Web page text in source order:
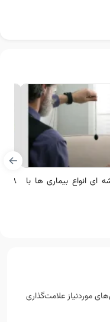
ای انواع بیماری ها با
۸ روغن برای سردرد با تاثیری باورنکردنی!‌ درمان میگرن با ماساژ
موردنیاز علامت‌گذاری